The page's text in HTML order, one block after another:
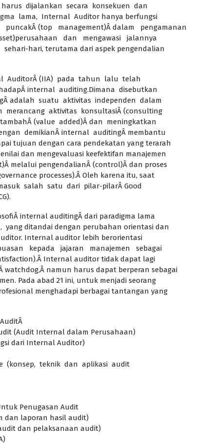
dijalankan secara konsekuen dan
lama, Internal Auditor hanya berfungsi
(top management)Â dalam pengamanan
dan mengawasi jalannya
hari, terutama dari aspek pengendalian
AuditorÂ (IIA) pada tahun lalu telah
internal auditing.Dimana disebutkan
adalah suatu aktivitas independen dalam
aktivitas konsultasiÂ (consulting
(value added)Â dan meningkatkan
demikianÂ internal auditingÂ membantu
tujuan dengan cara pendekatan yang terarah
dan mengevaluasi keefektifan manajemen
melalui pengendalianÂ (control)Â dan proses
processes).Â Oleh karena itu, saat
salah satu dari pilar-pilarÂ Good
internal auditingÂ dari paradigma lama
ditandai dengan perubahan orientasi dan
Internal auditor lebih berorientasi
kepada jajaran manajemen sebagai
Internal auditor tidak dapat lagi
watchdog,Â namun harus dapat berperan sebagai
Pada abad 21 ini, untuk menjadi seorang
menghadapi berbagai tantangan yang
(Audit Internal dalam Perusahaan)
dari Internal Auditor)
(konsep, teknik dan aplikasi audit
Penugasan Audit
dan laporan hasil audit)
dan pelaksanaan audit)